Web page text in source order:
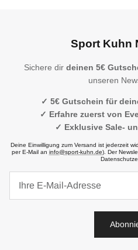
Sport Kuhn
Sichere dir deinen 5€
unseren
✓ 5€ Gutschein für
✓ Erfahre zuerst von
✓ Exklusive Sale-
Deine Einwilligung zum Versand ist jederzeit
per E-Mail an info@sport-kuhn.de). Der